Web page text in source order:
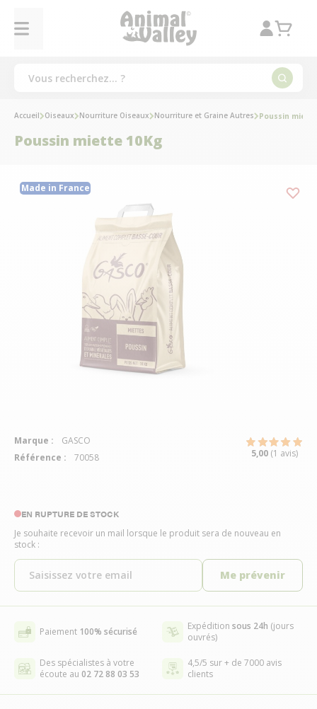
EN RUPTURE DE STOCK
Je souhaite recevoir un mail lorsque le produit sera de nouveau en
stock :
Me prévenir
Paiement 100% sécurisé Expédition sous 24h (jours
ouvrés)
Des spécialistes à votre
écoute au 02 72 88 03 53
4,5/5 sur + de 7000 avis
clients
Accueil Oiseaux Nourriture Oiseaux Nourriture et Graine Autres Poussin
Poussin miette 10Kg
Made in France
Marque :
GASCO
Référence :
70058 5,00 (1 avis)